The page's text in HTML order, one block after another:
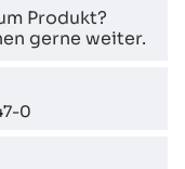
Produkt?
gerne weiter.
0